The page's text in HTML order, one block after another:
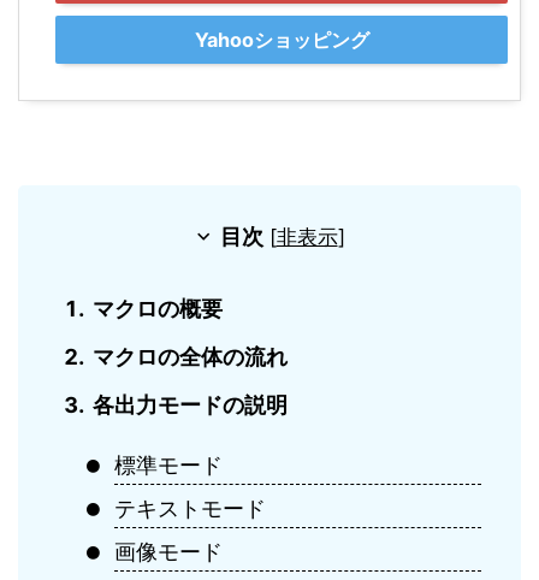
Yahooショッピング
目次 [非表示]
マクロの概要
マクロの全体の流れ
各出力モードの説明
標準モード
テキストモード
画像モード